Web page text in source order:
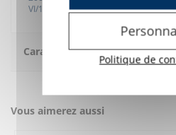
VI/121°C)
Caractéristiques
Vous aimerez aussi
Politique de